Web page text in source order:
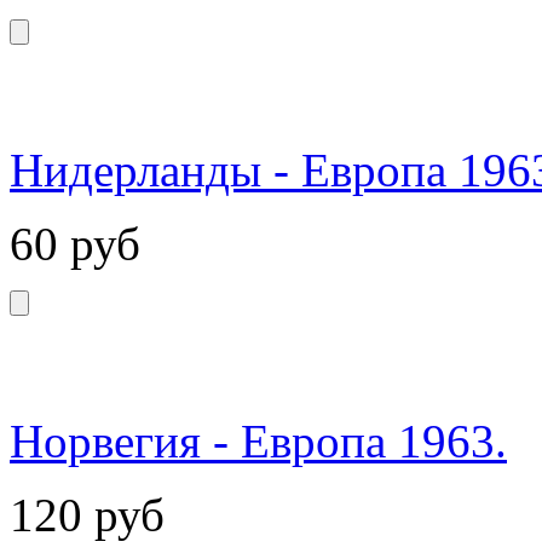
Нидерланды - Европа
60 руб
Норвегия - Европа 1963.
120 руб